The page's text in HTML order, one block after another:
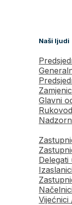
Naši ljudi
Glavni
Načelnici
Vijećnici